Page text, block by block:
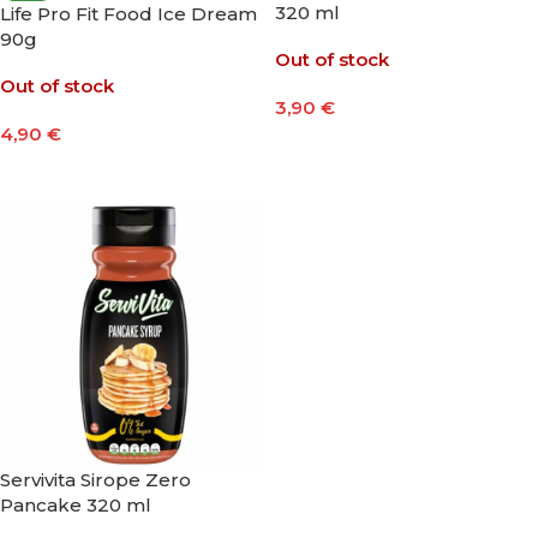
Life Pro Fit Food Ice Dream
90g
Out of stock
4,90 €
320 ml
Out of stock
3,90 €
Servivita Sirope Zero
Pancake 320 ml